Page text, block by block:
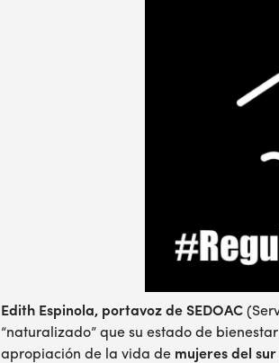
Edith Espinola, portavoz de SEDOAC
“naturalizado” que su estado de
apropiación de la vida de mujeres del